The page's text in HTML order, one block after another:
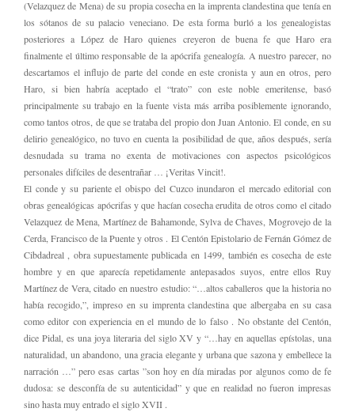
(Velazquez de Mena) de su propia cosecha en la imprenta clandestina que tenía en
los sótanos de su palacio veneciano. De esta forma burló a los genealogistas
posteriores a López de Haro quienes creyeron de buena fe que Haro era
finalmente el último responsable de la apócrifa genealogía. A nuestro parecer, no
descartamos el influjo de parte del conde en este cronista y aun en otros, pero
Haro, si bien habría aceptado el “trato” con este noble emeritense, basó
principalmente su trabajo en la fuente vista más arriba posiblemente ignorando,
como tantos otros, de que se trataba del propio don Juan Antonio. El conde, en su
delirio genealógico, no tuvo en cuenta la posibilidad de que, años después, sería
desnudada su trama no exenta de motivaciones con aspectos psicológicos
personales difíciles de desentrañar … ¡Veritas Vincit!.
El conde y su pariente el obispo del Cuzco inundaron el mercado editorial con
obras genealógicas apócrifas y que hacían cosecha erudita de otros como el citado
Velazquez de Mena, Martínez de Bahamonde, Sylva de Chaves, Mogrovejo de la
Cerda, Francisco de la Puente y otros . El Centón Epistolario de Fernán Gómez de
Cibdadreal , obra supuestamente publicada en 1499, también es cosecha de este
hombre y en que aparecía repetidamente antepasados suyos, entre ellos Ruy
Martínez de Vera, citado en nuestro estudio: “…altos caballeros que la historia no
había recogido,”, impreso en su imprenta clandestina que albergaba en su casa
como editor con experiencia en el mundo de lo falso . No obstante del Centón,
dice Pidal, es una joya literaria del siglo XV y “…hay en aquellas epístolas, una
naturalidad, un abandono, una gracia elegante y urbana que sazona y embellece la
narración …” pero esas cartas ”son hoy en día miradas por algunos como de fe
dudosa: se desconfía de su autenticidad” y que en realidad no fueron impresas
sino hasta muy entrado el siglo XVII .